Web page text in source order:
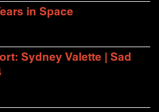
in Space
Sydney Valette | Sad